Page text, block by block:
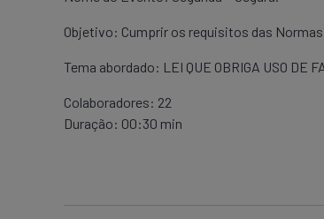
Objetivo: Cumprir os requisitos das
Tema abordado: LEI QUE OBRIGA USO DE
Colaboradores: 22
Duração: 00:30 min